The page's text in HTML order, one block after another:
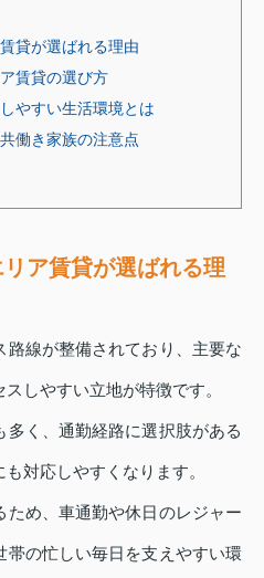
貸が選ばれる理由
賃貸の選び方
やすい生活環境とは
働き家族の注意点
ア賃貸が選ばれる理
線が整備されており、主要な
しやすい立地が特徴です。
く、通勤経路に選択肢がある
対応しやすくなります。
ため、車通勤や休日のレジャー
帯の忙しい毎日を支えやすい環